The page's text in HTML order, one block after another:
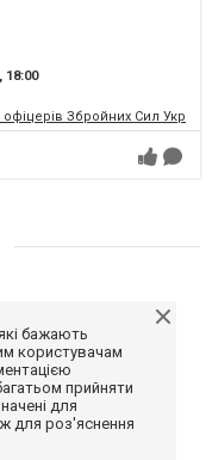
18:00
Збройних Сил
бажають
користувачам
прийняти
для
для роз'яснення